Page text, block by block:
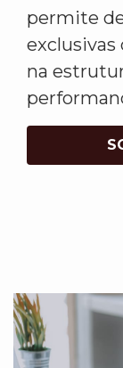
permite
exclusivas
na